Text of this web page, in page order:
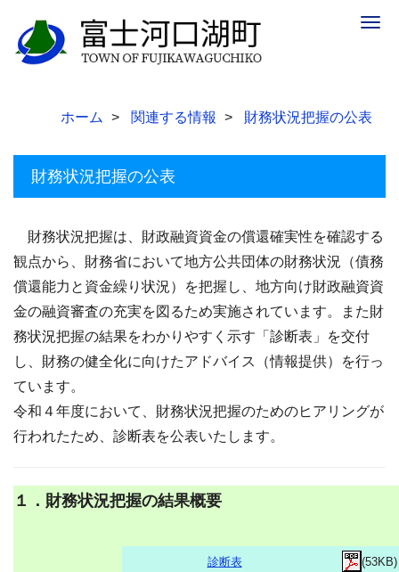
ホーム 関連する情報 財務状況把握の公表
財務状況把握の公表
財務状況把握は、財政融資資金の償還確実性を確認する
観点から、財務省において地方公共団体の財務状況（債務
償還能力と資金繰り状況）を把握し、地方向け財政融資資
金の融資審査の充実を図るため実施されています。また財
務状況把握の結果をわかりやすく示す「診断表」を交付
し、財務の健全化に向けたアドバイス（情報提供）を行っ
ています。
令和４年度において、財務状況把握のためのヒアリングが
行われたため、診断表を公表いたします。
１．財務状況把握の結果概要
診断表 (53KB)